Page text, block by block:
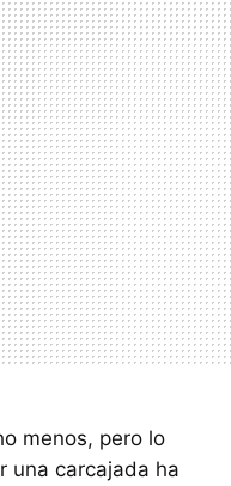
menos, pero lo
una carcajada ha